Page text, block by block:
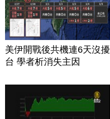
美伊開戰後共機連6天沒擾
台 學者析消失主因